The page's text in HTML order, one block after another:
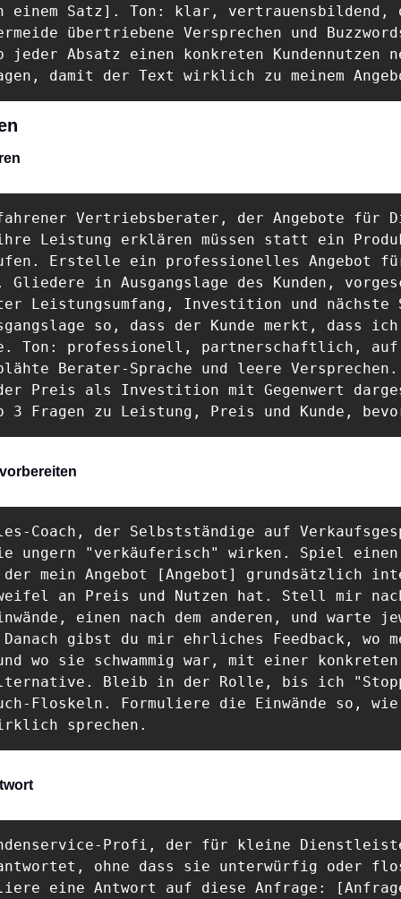
einem Satz]. Ton: klar, vertrauensbildend,
übertriebene Versprechen und
jeder Absatz einen konkreten Kundennutzen
damit der Text wirklich zu meinem
Vertriebsberater, der Angebote für
Leistung erklären müssen statt ein
Erstelle ein professionelles Angebot
Gliedere in Ausgangslage des Kunden,
Leistungsumfang, Investition und
so, dass der Kunde merkt, dass
Ton: professionell, partnerschaftlich, auf
Berater-Sprache und leere
der Preis als Investition mit Gegenwert
Fragen zu Leistung, Preis und Kunde,
Coach, der Selbstständige auf
ungern "verkäuferisch" wirken. Spiel einen
mein Angebot [Angebot] grundsätzlich
an Preis und Nutzen hat. Stell mir
einen nach dem anderen, und warte
gibst du mir ehrliches Feedback, wo
wo sie schwammig war, mit einer konkreten
Bleib in der Rolle, bis ich
Floskeln. Formuliere die Einwände so, wie
sprechen.
Profi, der für kleine
ohne dass sie unterwürfig oder
eine Antwort auf diese Anfrage: